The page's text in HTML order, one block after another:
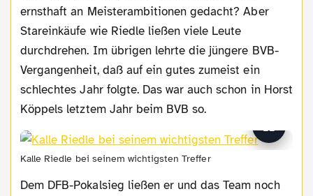
ernsthaft an Meisterambitionen gedacht? Aber
Stareinkäufe wie Riedle ließen viele Leute
durchdrehen. Im übrigen lehrte die jüngere BVB-
Vergangenheit, daß auf ein gutes zumeist ein
schlechtes Jahr folgte. Das war auch schon in Horst
Köppels letztem Jahr beim BVB so.
Kalle Riedle bei seinem wichtigsten Treffer
Dem DFB-Pokalsieg ließen er und das Team noch